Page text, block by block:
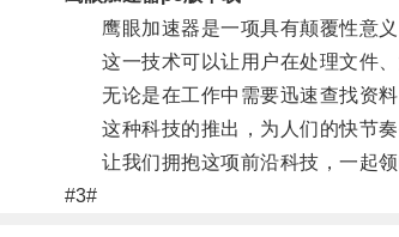
鹰眼加速器是一项具有颠覆性意义
这一技术可以让用户在处理文件、
无论是在工作中需要迅速查找资料
这种科技的推出，为人们的快节奏
让我们拥抱这项前沿科技，一起领
#3#